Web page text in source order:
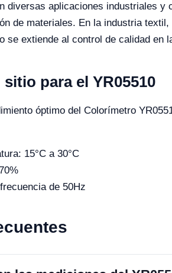
diversas aplicaciones industriales
de materiales. En la industria
se extiende al control de calidad en
para el YR05510
óptimo del Colorímetro
15°C a 30°C
de 50Hz